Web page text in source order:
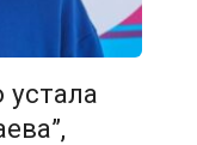
устала